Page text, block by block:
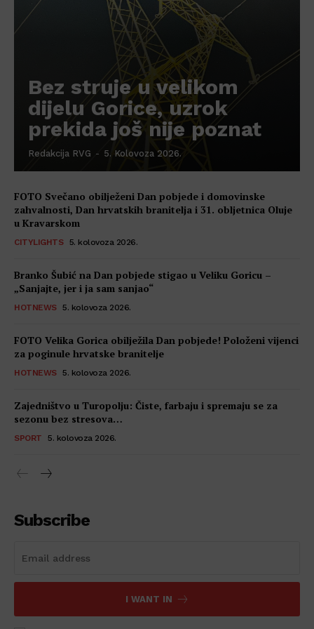
Bez struje u velikom
dijelu Gorice, uzrok
prekida još nije poznat
Redakcija RVG - 5. Kolovoza 2026.
FOTO Svečano obilježeni Dan pobjede i domovinske
zahvalnosti, Dan hrvatskih branitelja i 31. obljetnica Oluje
u Kravarskom
CITYLIGHTS 5. kolovoza 2026.
Branko Šubić na Dan pobjede stigao u Veliku Goricu –
„Sanjajte, jer i ja sam sanjao“
HOTNEWS 5. kolovoza 2026.
FOTO Velika Gorica obilježila Dan pobjede! Položeni vijenci
za poginule hrvatske branitelje
HOTNEWS 5. kolovoza 2026.
Zajedništvo u Turopolju: Čiste, farbaju i spremaju se za
sezonu bez stresova…
SPORT 5. kolovoza 2026.
Subscribe
I WANT IN